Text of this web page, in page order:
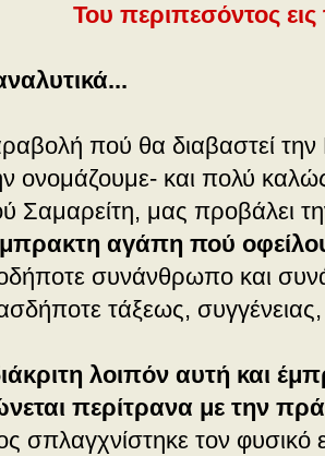
Του περιπεσόντος
πού θα διαβαστεί την
ονομάζουμε- και πολύ
Σαμαρείτη, μας προβάλει
αγάπη πού
συνάνθρωπο και
τάξεως,
λοιπόν αυτή και
περίτρανα με την
σπλαγχνίστηκε τον φυσικό